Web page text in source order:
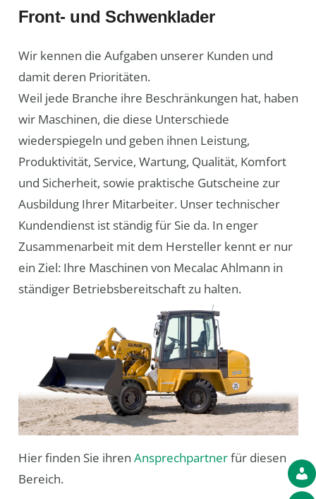
Front- und Schwenklader
Wir kennen die Aufgaben unserer Kunden und
damit deren Prioritäten.
Weil jede Branche ihre Beschränkungen hat, haben
wir Maschinen, die diese Unterschiede
wiederspiegeln und geben ihnen Leistung,
Produktivität, Service, Wartung, Qualität, Komfort
und Sicherheit, sowie praktische Gutscheine zur
Ausbildung Ihrer Mitarbeiter. Unser technischer
Kundendienst ist ständig für Sie da. In enger
Zusammenarbeit mit dem Hersteller kennt er nur
ein Ziel: Ihre Maschinen von Mecalac Ahlmann in
ständiger Betriebsbereitschaft zu halten.
Hier finden Sie ihren Ansprechpartnerfür diesen
Bereich.